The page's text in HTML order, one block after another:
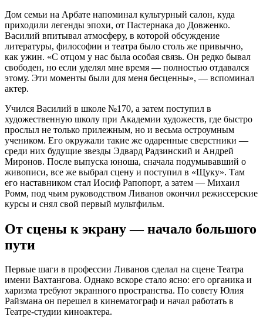
Дом семьи на Арбате напоминал культурный салон, куда
приходили легенды эпохи, от Пастернака до Довженко.
Василий впитывал атмосферу, в которой обсуждение
литературы, философии и театра было столь же привычно,
как ужин. «С отцом у нас была особая связь. Он редко бывал
свободен, но если уделял мне время — полностью отдавался
этому. Эти моменты были для меня бесценны», — вспоминал
актер.
Учился Василий в школе №170, а затем поступил в
художественную школу при Академии художеств, где быстро
прослыл не только прилежным, но и весьма остроумным
учеником. Его окружали такие же одаренные сверстники —
среди них будущие звезды Эдвард Радзинский и Андрей
Миронов. После выпуска юноша, сначала подумывавший о
живописи, все же выбрал сцену и поступил в «Щуку». Там
его наставником стал Иосиф Рапопорт, а затем — Михаил
Ромм, под чьим руководством Ливанов окончил режиссерские
курсы и снял свой первый мультфильм.
От сцены к экрану — начало большого
пути
Первые шаги в профессии Ливанов сделал на сцене Театра
имени Вахтангова. Однако вскоре стало ясно: его органика и
харизма требуют экранного пространства. По совету Юлия
Райзмана он перешел в кинематограф и начал работать в
Театре-студии киноактера.